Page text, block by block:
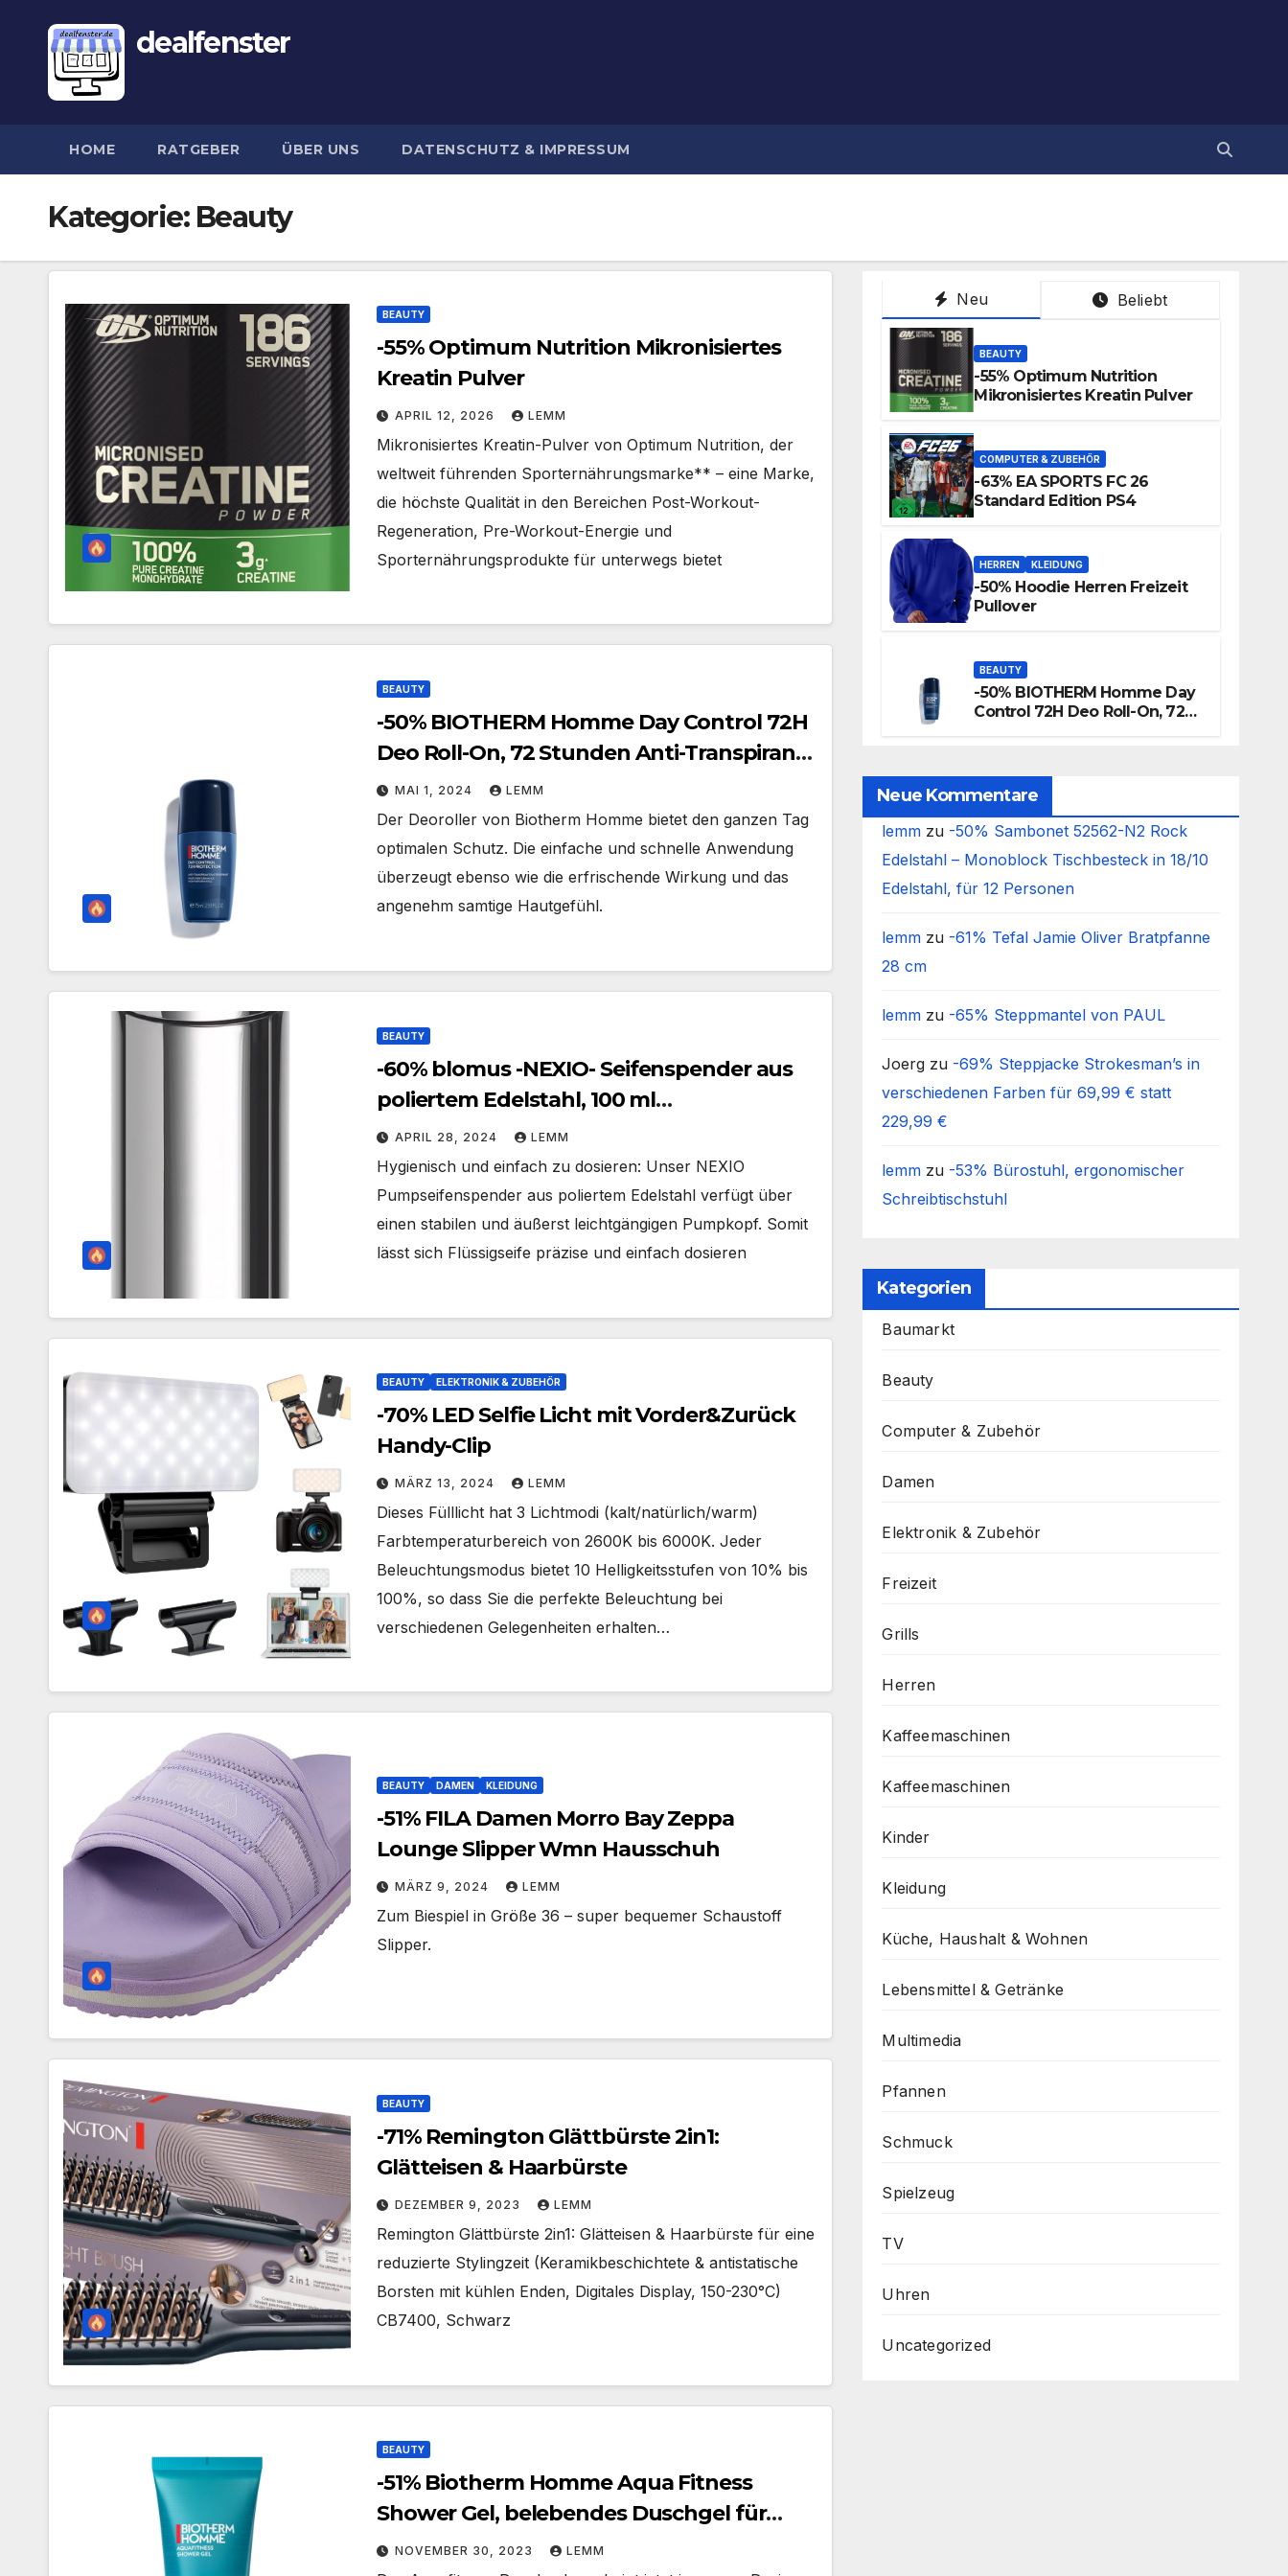
dealfenster
HOME RATGEBER ÜBER UNS DATENSCHUTZ & IMPRESSUM
Kategorie: Beauty
BEAUTY
-55% Optimum Nutrition Mikronisiertes
Kreatin Pulver
APRIL 12, 2026 LEMM
Mikronisiertes Kreatin-Pulver von Optimum Nutrition, der
weltweit führenden Sporternährungsmarke** – eine Marke,
die höchste Qualität in den Bereichen Post-Workout-
Regeneration, Pre-Workout-Energie und
Sporternährungsprodukte für unterwegs bietet
BEAUTY
-50% BIOTHERM Homme Day Control 72H
Deo Roll-On, 72 Stunden Anti-Transpirant
Herren Deo
MAI 1, 2024 LEMM
Der Deoroller von Biotherm Homme bietet den ganzen Tag
optimalen Schutz. Die einfache und schnelle Anwendung
überzeugt ebenso wie die erfrischende Wirkung und das
angenehm samtige Hautgefühl.
BEAUTY
-60% blomus -NEXIO- Seifenspender aus
poliertem Edelstahl, 100 ml
Fassungsvermögen
APRIL 28, 2024 LEMM
Hygienisch und einfach zu dosieren: Unser NEXIO
Pumpseifenspender aus poliertem Edelstahl verfügt über
einen stabilen und äußerst leichtgängigen Pumpkopf. Somit
lässt sich Flüssigseife präzise und einfach dosieren
BEAUTY ELEKTRONIK & ZUBEHÖR
-70% LED Selfie Licht mit Vorder&Zurück
Handy-Clip
MÄRZ 13, 2024 LEMM
Dieses Fülllicht hat 3 Lichtmodi (kalt/natürlich/warm)
Farbtemperaturbereich von 2600K bis 6000K. Jeder
Beleuchtungsmodus bietet 10 Helligkeitsstufen von 10% bis
100%, so dass Sie die perfekte Beleuchtung bei
verschiedenen Gelegenheiten erhalten…
BEAUTY DAMEN KLEIDUNG
-51% FILA Damen Morro Bay Zeppa
Lounge Slipper Wmn Hausschuh
MÄRZ 9, 2024 LEMM
Zum Biespiel in Größe 36 – super bequemer Schaustoff
Slipper.
BEAUTY
-71% Remington Glättbürste 2in1:
Glätteisen & Haarbürste
DEZEMBER 9, 2023 LEMM
Remington Glättbürste 2in1: Glätteisen & Haarbürste für eine
reduzierte Stylingzeit (Keramikbeschichtete & antistatische
Borsten mit kühlen Enden, Digitales Display, 150-230°C)
CB7400, Schwarz
BEAUTY
-51% Biotherm Homme Aqua Fitness
Shower Gel, belebendes Duschgel für
Männer, mit Meeresduft, für ein
NOVEMBER 30, 2023 LEMM
Neu Beliebt
BEAUTY
-55% Optimum Nutrition
Mikronisiertes Kreatin Pulver
COMPUTER & ZUBEHÖR
-63% EA SPORTS FC 26
Standard Edition PS4
HERREN KLEIDUNG
-50% Hoodie Herren Freizeit
Pullover
BEAUTY
-50% BIOTHERM Homme Day
Control 72H Deo Roll-On, 72
Neue Kommentare
lemm zu -50% Sambonet 52562-N2 Rock
Edelstahl – Monoblock Tischbesteck in 18/10
Edelstahl, für 12 Personen
lemm zu -61% Tefal Jamie Oliver Bratpfanne
28 cm
lemm zu -65% Steppmantel von PAUL
Joerg zu -69% Steppjacke Strokesman’s in
verschiedenen Farben für 69,99 € statt
229,99 €
lemm zu -53% Bürostuhl, ergonomischer
Schreibtischstuhl
Kategorien
Baumarkt
Beauty
Computer & Zubehör
Damen
Elektronik & Zubehör
Freizeit
Grills
Herren
Kaffeemaschinen
Kaffeemaschinen
Kinder
Kleidung
Küche, Haushalt & Wohnen
Lebensmittel & Getränke
Multimedia
Pfannen
Schmuck
Spielzeug
TV
Uhren
Uncategorized